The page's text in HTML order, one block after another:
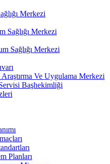
Merkezi
Sağlığı Merkezi
Sağlığı Merkezi
Ve Uygulama Merkezi
Başhekimliği
Planları